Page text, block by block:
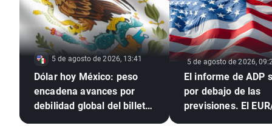
5 de agosto de 2026, 13:41
Dólar hoy México: peso
encadena avances por
debilidad global del billete
5 de agosto de 2026,
El informe de ADP se sitúa
por debajo de las
previsiones. El